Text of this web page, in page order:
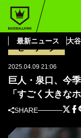
最新ニュース 大
BASEBALL KING
巨人・泉口、今季初スタ
ン」
セ・リーグ
2025.04.09 21:06
巨人・泉口、今
「すごく大きな
SHARE